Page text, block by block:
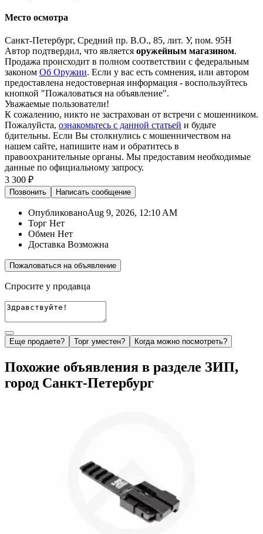
Место осмотра
Санкт-Петербург, Средний пр. В.О., 85, лит. У, пом. 95Н
Автор подтвердил, что является оружейным магазином.
Продажа происходит в полном соответствии с федеральным
законом Об Оружии. Если у вас есть сомнения, или автором
предоставлена недостоверная информация - воспользуйтесь
кнопкой "Пожаловаться на объявление".
Уважаемые пользователи!
К сожалению, никто не застрахован от встречи с мошенником.
Пожалуйста, ознакомьтесь с данной статьей и будьте
бдительны. Если Вы столкнулись с мошенничеством на
нашем сайте, напишите нам и обратитесь в
правоохранительные органы. Мы предоставим необходимые
данные по официальному запросу.
3 300 ₽
Позвонить Написать сообщение
ОпубликованоAug 9, 2026, 12:10 AM
Торг Нет
Обмен Нет
Доставка Возможна
Пожаловаться на объявление
Спросите у продавца
Еще продаете? Торг уместен? Когда можно посмотреть?
Похожие объявления в разделе ЗИП,
город Санкт-Петербург